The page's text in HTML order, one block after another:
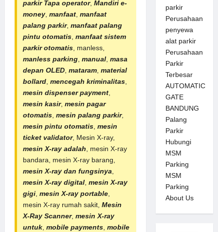
parkir Tapa operator, Mandiri e-
money, manfaat, manfaat
palang parkir, manfaat palang
pintu otomatis, manfaat sistem
parkir otomatis, manless,
manless parking, manual, masa
depan OLED, mataram, material
bollard, mencegah kriminalitas,
mesin dispenser payment,
mesin kasir, mesin pagar
otomatis, mesin palang parkir,
mesin pintu otomatis, mesin
ticket validator, Mesin X-ray,
mesin X-ray adalah, mesin X-ray
bandara, mesin X-ray barang,
mesin X-ray dan fungsinya,
mesin X-ray digital, mesin X-ray
gigi, mesin X-ray portable,
mesin X-ray rumah sakit, Mesin
X-Ray Scanner, mesin X-ray
untuk, mobile payments, mobile
parkir
Perusahaan
penyewa
alat parkir
Perusahaan
Parkir
Terbesar
AUTOMATIC
GATE
BANDUNG
Palang
Parkir
Hubungi
MSM
Parking
MSM
Parking
About Us